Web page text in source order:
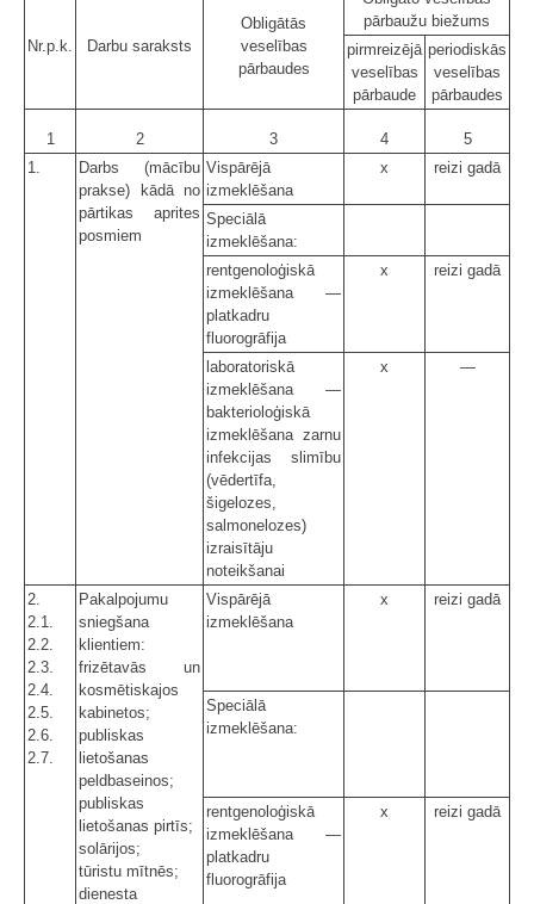
Nr.p.k. Darbu saraksts
Obligātās
veselības
pārbaudes
pārbaužu biežums
pirmreizējā
veselības
pārbaude
periodiskās
veselības
pārbaudes
1 2 3 4
5
1.
Darbs (mācību
prakse) kādā no
pārtikas aprites
posmiem
Vispārējā
izmeklēšana
x reizi gadā
Speciālā
izmeklēšana:
rentgenoloģiskā
izmeklēšana —
platkadru
fluorogrāfija
x reizi gadā
laboratoriskā
izmeklēšana —
bakterioloģiskā
izmeklēšana zarnu
infekcijas slimību
(vēdertīfa,
šigelozes,
salmonelozes)
izraisītāju
noteikšanai
x —
2.
2.1.
2.2.
2.3.
2.4.
2.5.
2.6.
2.7.
Pakalpojumu
sniegšana
klientiem:
frizētavās un
kosmētiskajos
kabinetos;
publiskas
lietošanas
peldbaseinos;
publiskas
lietošanas pirtīs;
solārijos;
tūristu mītnēs;
dienesta
Vispārējā
izmeklēšana
x reizi gadā
Speciālā
izmeklēšana:
rentgenoloģiskā
izmeklēšana —
platkadru
fluorogrāfija
x reizi gadā